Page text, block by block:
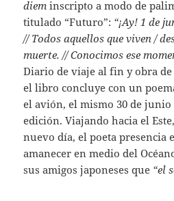
diem inscripto a modo de
titulado “Futuro”: “¡Ay! 1 de
// Todos aquellos que viven /
muerte. // Conocimos ese
Diario de viaje al fin y obra
el libro concluye con un
el avión, el mismo 30 de
edición. Viajando hacia el
nuevo día, el poeta presencia
amanecer en medio del
sus amigos japoneses que “el